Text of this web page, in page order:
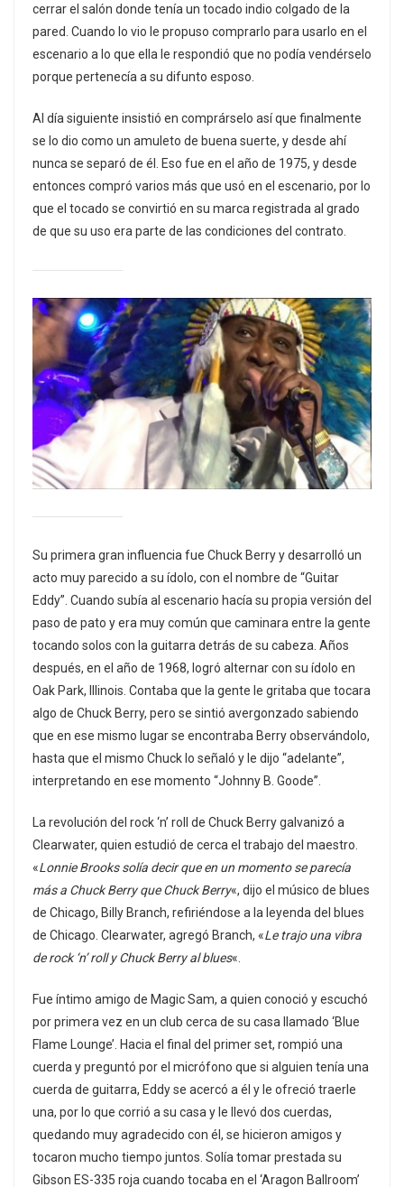
cerrar el salón donde tenía un tocado indio colgado de la
pared. Cuando lo vio le propuso comprarlo para usarlo en el
escenario a lo que ella le respondió que no podía vendérselo
porque pertenecía a su difunto esposo.
Al día siguiente insistió en comprárselo así que finalmente
se lo dio como un amuleto de buena suerte, y desde ahí
nunca se separó de él. Eso fue en el año de 1975, y desde
entonces compró varios más que usó en el escenario, por lo
que el tocado se convirtió en su marca registrada al grado
de que su uso era parte de las condiciones del contrato.
Su primera gran influencia fue Chuck Berry y desarrolló un
acto muy parecido a su ídolo, con el nombre de “Guitar
Eddy”. Cuando subía al escenario hacía su propia versión del
paso de pato y era muy común que caminara entre la gente
tocando solos con la guitarra detrás de su cabeza. Años
después, en el año de 1968, logró alternar con su ídolo en
Oak Park, Illinois. Contaba que la gente le gritaba que tocara
algo de Chuck Berry, pero se sintió avergonzado sabiendo
que en ese mismo lugar se encontraba Berry observándolo,
hasta que el mismo Chuck lo señaló y le dijo “adelante”,
interpretando en ese momento “Johnny B. Goode”.
La revolución del rock ‘n’ roll de Chuck Berry galvanizó a
Clearwater, quien estudió de cerca el trabajo del maestro.
«Lonnie Brooks solía decir que en un momento se parecía
más a Chuck Berry que Chuck Berry«, dijo el músico de blues
de Chicago, Billy Branch, refiriéndose a la leyenda del blues
de Chicago. Clearwater, agregó Branch, «Le trajo una vibra
de rock ‘n’ roll y Chuck Berry al blues«.
Fue íntimo amigo de Magic Sam, a quien conoció y escuchó
por primera vez en un club cerca de su casa llamado ‘Blue
Flame Lounge’. Hacia el final del primer set, rompió una
cuerda y preguntó por el micrófono que si alguien tenía una
cuerda de guitarra, Eddy se acercó a él y le ofreció traerle
una, por lo que corrió a su casa y le llevó dos cuerdas,
quedando muy agradecido con él, se hicieron amigos y
tocaron mucho tiempo juntos. Solía tomar prestada su
Gibson ES-335 roja cuando tocaba en el ‘Aragon Ballroom’